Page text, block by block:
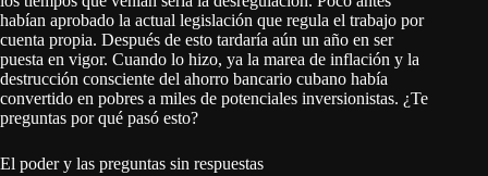
habían aprobado la actual legislación que regula el trabajo por
cuenta propia. Después de esto tardaría aún un año en ser
puesta en vigor. Cuando lo hizo, ya la marea de inflación y la
destrucción consciente del ahorro bancario cubano había
convertido en pobres a miles de potenciales inversionistas. ¿Te
preguntas por qué pasó esto?
El poder y las preguntas sin respuestas